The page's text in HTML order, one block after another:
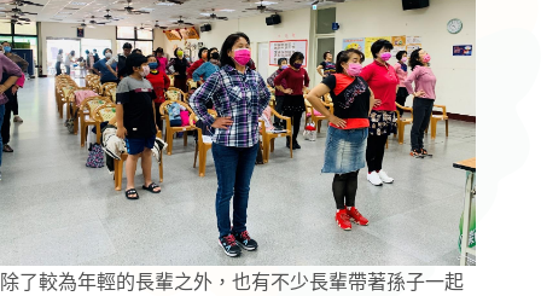
除了較為年輕的長輩之外，也有不少長輩帶著孫子一起